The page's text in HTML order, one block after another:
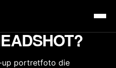
up portretfoto die